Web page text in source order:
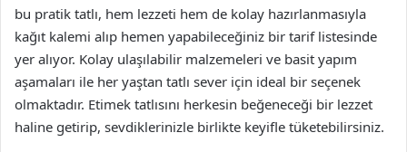
bu pratik tatlı, hem lezzeti hem de kolay hazırlanmasıyla
kağıt kalemi alıp hemen yapabileceğiniz bir tarif listesinde
yer alıyor. Kolay ulaşılabilir malzemeleri ve basit yapım
aşamaları ile her yaştan tatlı sever için ideal bir seçenek
olmaktadır. Etimek tatlısını herkesin beğeneceği bir lezzet
haline getirip, sevdiklerinizle birlikte keyifle tüketebilirsiniz.